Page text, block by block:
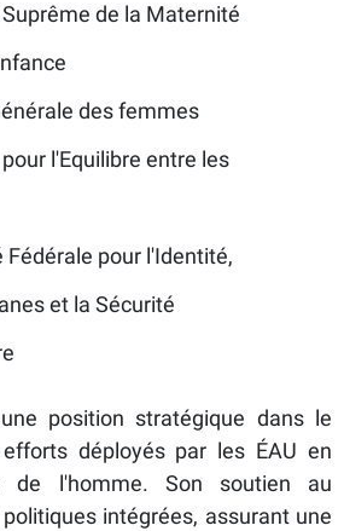
de la Maternité
des femmes
l'Equilibre entre les
Fédérale pour l'Identité,
et la Sécurité
position stratégique dans le
déployés par les ÉAU en
de l'homme. Son soutien au
intégrées, assurant une